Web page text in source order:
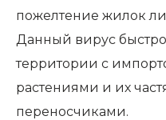
пожелтение жилок
Данный вирус
территории с
растениями и их
переносчиками.